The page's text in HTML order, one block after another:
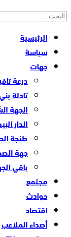
الرئيسية
سياسة
جهات
درعة
تادلة
الجهة
الدار
طنجة
جهة
باقي
مجتمع
حوادث
اقتصاد
أصداء الملاعب